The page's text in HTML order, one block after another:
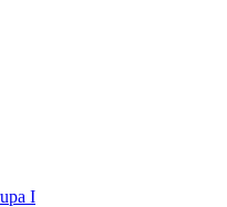
I